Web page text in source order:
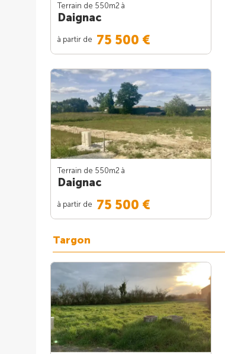
Terrain de 550m2 à
Daignac
à partir de 75 500 €
Terrain de 550m2 à
Daignac
à partir de 75 500 €
Targon